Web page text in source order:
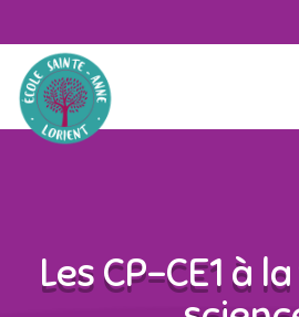
Les CP-CE1 à